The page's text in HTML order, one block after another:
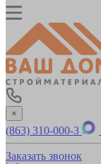
×
(863) 310-000-3
Заказать звонок